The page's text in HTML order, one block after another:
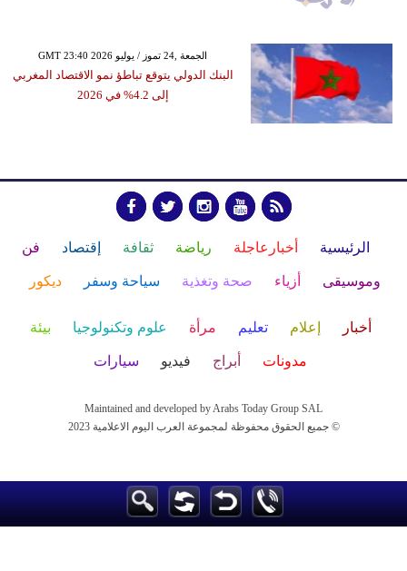
GMT 23:40 2026 الجمعة ,24 تموز / يوليو
البنك الدولي يتوقع تباطؤ نمو الاقتصاد المغربي
إلى 4.2% في 2026
الرئيسية أخبارعاجلة رياضة ثقافة إقتصاد فن
وموسيقى أزياء صحة وتغذية سياحة وسفر ديكور
أخبار إعلام تعليم مرأة علوم وتكنولوجيا بيئة
مدونات أبراج فيديو سيارات
Maintained and developed by Arabs Today Group SAL
جميع الحقوق محفوظة لمجموعة العرب اليوم الاعلامية 2023 ©